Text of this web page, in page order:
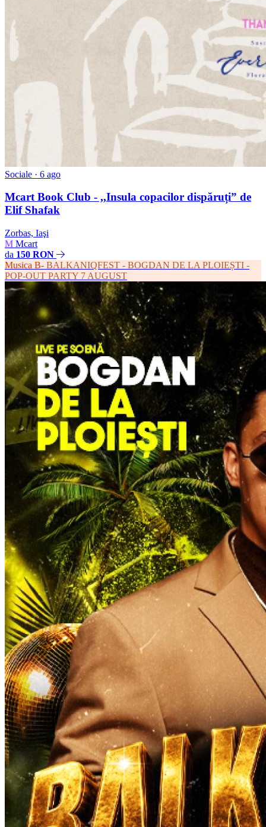
Sociale · 6 ago
Mcart Book Club - ,,Insula copacilor dispăruți” de
Elif Shafak
Zorbas, Iaşi
M Mcart
da 150 RON
Musica B- BALKANIQFEST - BOGDAN DE LA PLOIEȘTI -
POP-OUT PARTY 7 AUGUST